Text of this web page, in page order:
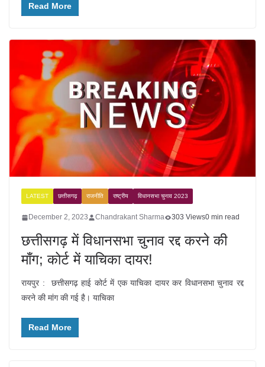
Read More
LATEST छत्तीसगढ़ राजनीति राष्ट्रीय विधानसभा चुनाव 2023
December 2, 2023 Chandrakant Sharma 303 Views0 min read
छत्तीसगढ़ में विधानसभा चुनाव रद्द करने की
माँग; कोर्ट में याचिका दायर!
रायपुर : छत्तीसगढ़ हाई कोर्ट में एक याचिका दायर कर विधानसभा चुनाव रद्द
करने की मांग की गई है। याचिका
Read More